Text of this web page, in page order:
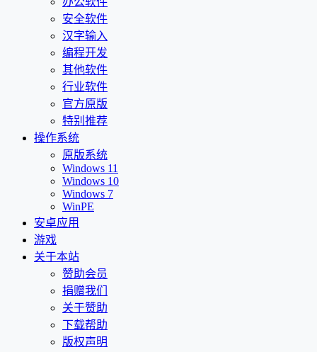
安全软件
汉字输入
编程开发
其他软件
行业软件
官方原版
特别推荐
操作系统
原版系统
Windows 11
Windows 10
Windows 7
WinPE
安卓应用
游戏
关于本站
赞助会员
捐赠我们
关于赞助
下载帮助
版权声明